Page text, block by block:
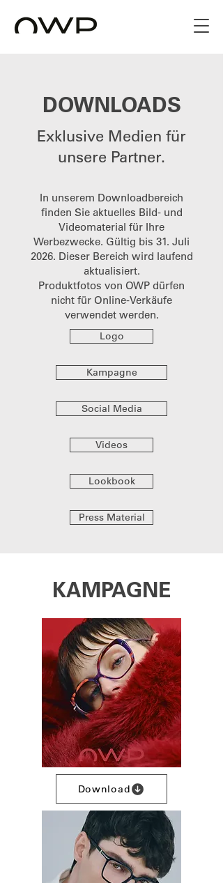
DOWNLOADS
Exklusive Medien für
unsere Partner.
In unserem Downloadbereich
finden Sie aktuelles Bild- und
Videomaterial für Ihre
Werbezwecke. Gültig bis 31. Juli
2026. Dieser Bereich wird laufend
aktualisiert.
Produktfotos von OWP dürfen
nicht für Online-Verkäufe
verwendet werden.
Logo
Kampagne
Social Media
Videos
Lookbook
Press Material
KAMPAGNE
Download